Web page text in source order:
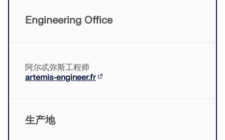
Dlubal 应用程序编程接口
Engineering Office
阿尔忒弥斯工程师
artemis-engineer.fr
生产地